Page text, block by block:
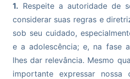
1. Respeite a autoridade de
considerar suas regras e
sob seu cuidado,
e a adolescência; e, na fase
lhes dar relevância. Mesmo
importante expressar nossa